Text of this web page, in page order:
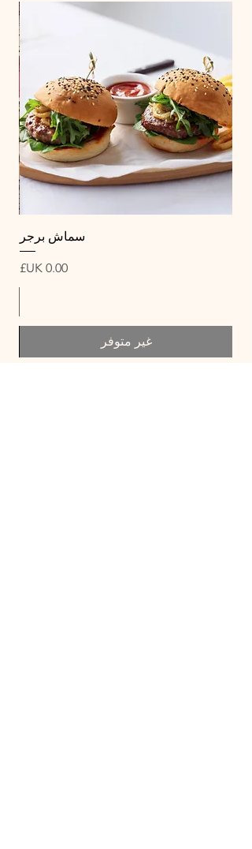
سماش برجر
السعر
غير متوفر